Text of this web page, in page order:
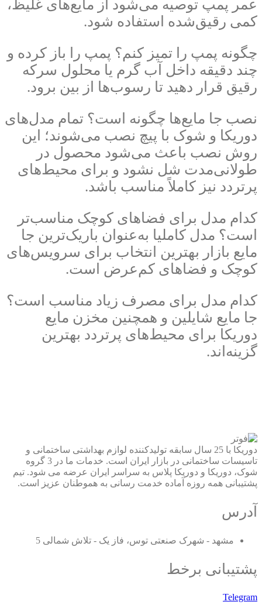
عمر پمپ توصیه می‌شود از مایع‌های غلیظ،
کمی رقیق‌شده استفاده شود.
چگونه پمپ را تمیز کنم؟ پمپ را باز کرده و
چند دقیقه داخل آب گرم یا محلول سرکه
رقیق قرار دهید تا رسوب‌ها از بین برود.
نصب جا مایع‌ها چگونه است؟ تمام مدل‌های
دوریکا و شوک با پیچ نصب می‌شوند؛ این
روش نصب باعث می‌شود محصول در
طولانی‌مدت شل نشود و برای محیط‌های
پرتردد نیز کاملاً مناسب باشد.
کدام مدل برای فضاهای کوچک مناسب‌تر
است؟ مدل کاملیا به‌عنوان باریک‌ترین جا
مایع بازار بهترین انتخاب برای سرویس‌های
کوچک و فضاهای کم‌عرض است.
کدام مدل برای مصرف زیاد مناسب است؟
جا مایع شایلین و همچنین مخزن مایع
دوریکا برای محیط‌های پرتردد بهترین
گزینه‌اند.
دوریکا با 25 سال سابقه تولیدکننده لوازم بهداشتی ساختمانی و
تاسیسات ساختمانی در بازار ایران است. خدمات ما در 3 گروه
شوک، دوریکا و دوریکا پلاس به سراسر ایران عرضه می شود. تیم
پشتیبانی همه روزه آماده خدمت رسانی به هموطنان عزیز است.
آدرس
مشهد - شهرک صنعتی توس، فاز یک - تلاش شمالی 5
پشتیبانی برخط
Telegram